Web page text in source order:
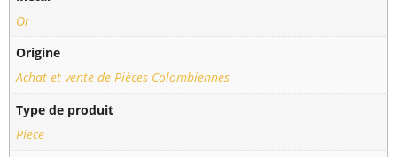
Or
Origine
Achat et vente de Pièces Colombiennes
Type de produit
Piece